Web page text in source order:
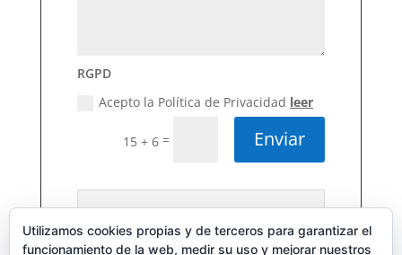
RGPD
Acepto la Política de Privacidad leer
15 + 6 = Enviar
Protección de Datos, debes leer y
aceptar mi Política de Privacidad
Utilizamos cookies propias y de terceros para garantizar el
funcionamiento de la web, medir su uso y mejorar nuestros